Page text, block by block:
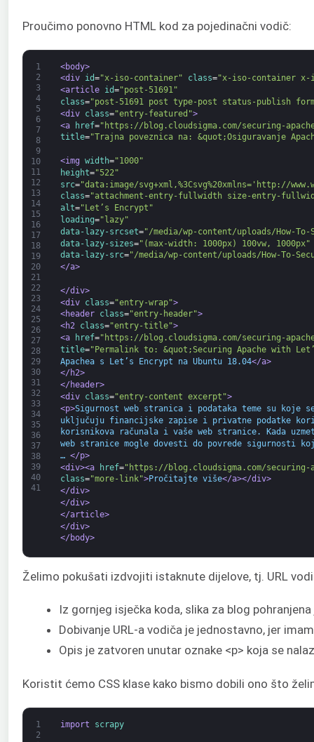
Proučimo ponovno HTML kod za pojedinačni vodič:
1
2
3
4
5
6
7
8
9
10
11
12
13
14
15
16
17
18
19
20
21
22
23
24
25
26
27
28
29
30
31
32
33
34
35
36
37
38
39
40
41
<body>
<div id="x-iso-container" class="x-iso-container x-
<article id="post-51691"
class="post-51691 post type-post status-publish
<div class="entry-featured">
<a
href="https://blog.cloudsigma.com/securing-
title="Trajna poveznica na: &quot;Osiguravanje
<img width="1000"
height="522"
src="data:image/svg+xml,%3Csvg%20xmlns='http://
class="attachment-entry-fullwidth size-entry-
alt="Let’s Encrypt"
loading="lazy"
data-lazy-srcset="/media/wp-content/uploads/How-
data-lazy-sizes="(max-width: 1000px) 100vw, 1000px"
data-lazy-src="/media/wp-content/uploads/How-To-
</a>
</div>
<div class="entry-wrap">
<header class="entry-header">
<h2 class="entry-title">
<a
href="https://blog.cloudsigma.com/securing-
title="Permalink to: &quot;Securing Apache with
Apachea s Let’s Encrypt na Ubuntu 18.04</a>
</h2>
</header>
<div class="entry-content excerpt">
<p>Sigurnost web stranica i podataka teme su
uključuju financijske zapise i privatne podatke
korisnikova računala i vaše web stranice. Kada
web stranice mogle dovesti do povrede sigurnosti
… </p>
<div><a href="https://blog.cloudsigma.com/
class="more-link">Pročitajte više</a></div>
</div>
</div>
</article>
</div>
</body>
Želimo pokušati izdvojiti istaknute dijelove, tj. URL
Iz gornjeg isječka koda, slika za blog
Dobivanje URL-a vodiča je jednostavno, jer
Opis je zatvoren unutar oznake <p> koja se
Koristit ćemo CSS klase kako bismo dobili ono što
1
2
import scrapy